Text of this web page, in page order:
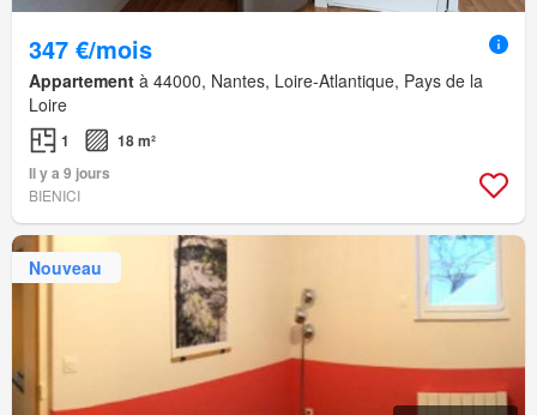
347 €/mois
Appartement à 44000, Nantes, Loire-Atlantique, Pays de la
Loire
1
18 m²
Il y a 9 jours
BIENICI
Nouveau